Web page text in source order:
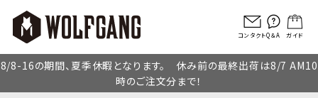
コンタクトQ＆A ガイド
8/8-16の期間、夏季休暇となります。 休み前の最終出荷は8/7 AM10
時のご注文分まで！